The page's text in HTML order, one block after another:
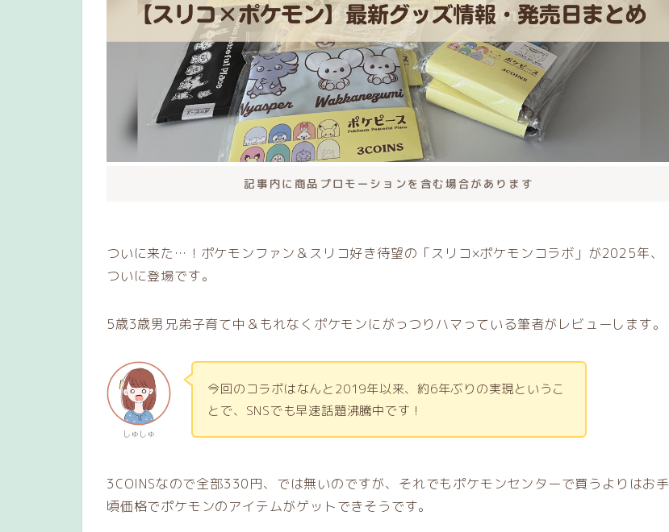
記事内に商品プロモーションを含む場合があります
ついに来た…！ポケモンファン＆スリコ好き待望の「スリコ×ポケモンコラボ」が2025年、
ついに登場です。
5歳3歳男兄弟子育て中＆もれなくポケモンにがっつりハマっている筆者がレビューします。
しゅしゅ
今回のコラボはなんと2019年以来、約6年ぶりの実現というこ
とで、SNSでも早速話題沸騰中です！
3COINSなので全部330円、では無いのですが、それでもポケモンセンターで買うよりはお手
頃価格でポケモンのアイテムがゲットできそうです。